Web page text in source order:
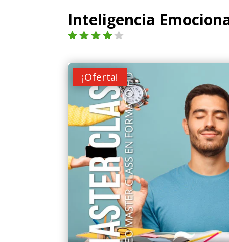
Inteligencia
4.00de
5 en
base a
valoraci
ón de
un
cliente
¡Oferta!